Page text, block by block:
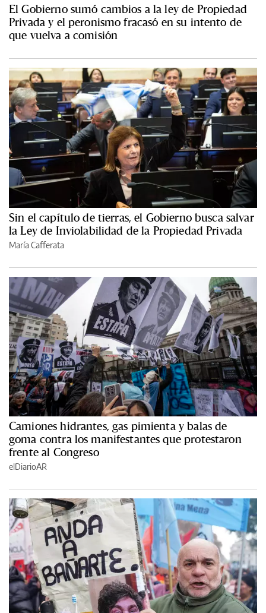
El Gobierno sumó cambios a la ley de Propiedad
Privada y el peronismo fracasó en su intento de
que vuelva a comisión
Sin el capítulo de tierras, el Gobierno busca salvar
la Ley de Inviolabilidad de la Propiedad Privada
María Cafferata
Camiones hidrantes, gas pimienta y balas de
goma contra los manifestantes que protestaron
frente al Congreso
elDiarioAR